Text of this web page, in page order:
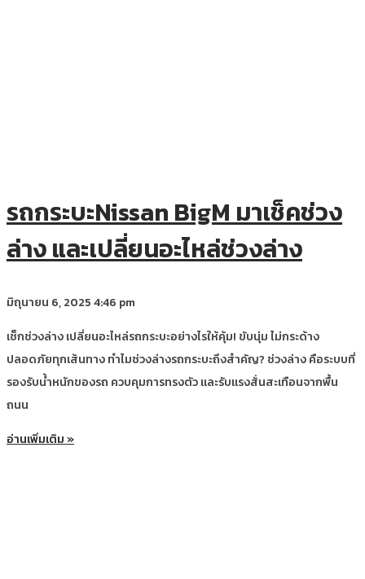
รถกระบะNissan BigM มาเช็คช่วง
ล่าง และเปลี่ยนอะไหล่ช่วงล่าง
มิถุนายน 6, 20254:46 pm
เช็กช่วงล่าง เปลี่ยนอะไหล่รถกระบะอย่างไรให้คุ้ม! ขับนุ่ม ไม่กระด้าง
ปลอดภัยทุกเส้นทาง ทำไมช่วงล่างรถกระบะถึงสำคัญ? ช่วงล่าง คือระบบที่
รองรับน้ำหนักของรถ ควบคุมการทรงตัว และรับแรงสั่นสะเทือนจากพื้น
ถนน
อ่านเพิ่มเติม »